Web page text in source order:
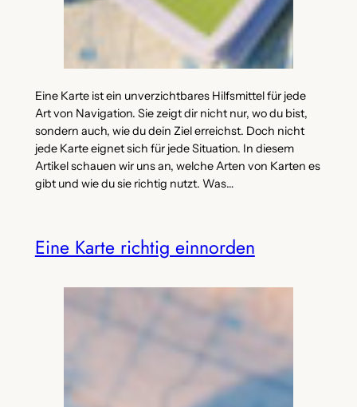
Eine Karte ist ein unverzichtbares Hilfsmittel für jede
Art von Navigation. Sie zeigt dir nicht nur, wo du bist,
sondern auch, wie du dein Ziel erreichst. Doch nicht
jede Karte eignet sich für jede Situation. In diesem
Artikel schauen wir uns an, welche Arten von Karten es
gibt und wie du sie richtig nutzt. Was…
Eine Karte richtig einnorden